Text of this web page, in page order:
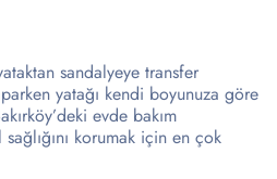
sandalyeye transfer
yatağı kendi boyunuza göre
evde bakım
korumak için en çok